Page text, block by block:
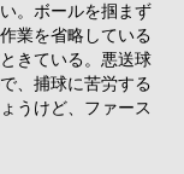
。ボールを掴まず
業を省略している
きている。悪送球
、捕球に苦労する
うけど、ファース